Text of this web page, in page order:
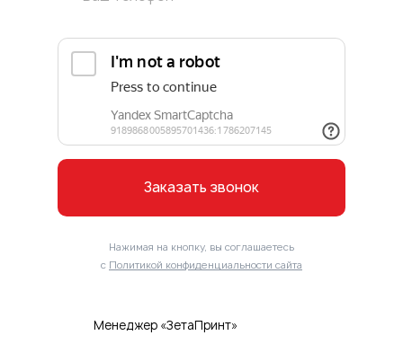
Менеджер «ЗетаПринт»
Заказать звонок
Нажимая на кнопку, вы соглашаетесь
с Политикой конфиденциальности сайта